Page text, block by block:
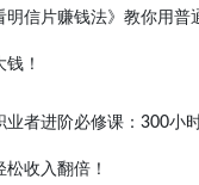
明信片赚钱法》教你用普
钱！
业者进阶必修课：300小
松收入翻倍！